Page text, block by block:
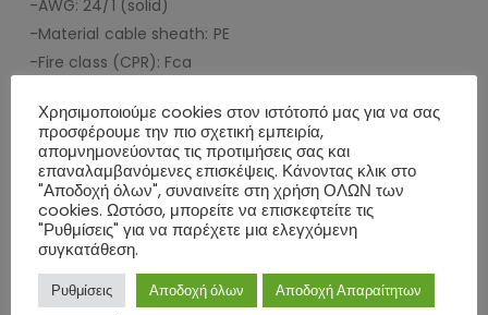
-AWG: 24/1 (solid)
-Material cable sheath: PE
-Fire class (CPR): Fca
-Usable up to cable length: 40 m
-Max. bandwidth: 100MHz
-Impedance: 100 Ω
-Cable length: 100m
-Color: Black
ΕΠΙΠΛΈΟΝ ΠΛΗΡΟΦΟΡΊΕΣ
Χρησιμοποιούμε cookies στον ιστότοπό μας για να σας
προσφέρουμε την πιο σχετική εμπειρία,
απομνημονεύοντας τις προτιμήσεις σας και
επαναλαμβανόμενες επισκέψεις. Κάνοντας κλικ στο
"Αποδοχή όλων", συναινείτε στη χρήση ΟΛΩΝ των
cookies. Ωστόσο, μπορείτε να επισκεφτείτε τις
"Ρυθμίσεις" για να παρέχετε μια ελεγχόμενη
συγκατάθεση.
Ρυθμίσεις Αποδοχή όλων Αποδοχή Απαραίτητων